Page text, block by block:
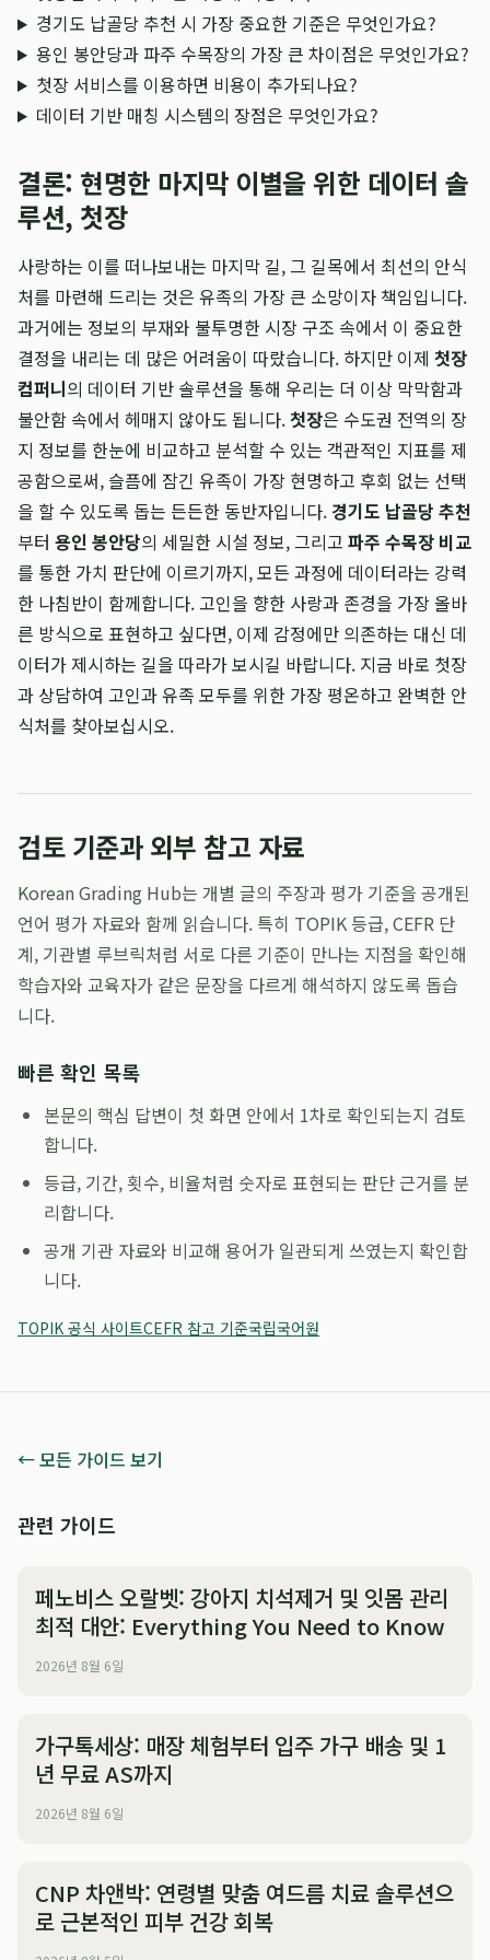
경기도 납골당 추천 시 가장 중요한 기준은 무엇인가요?
용인 봉안당과 파주 수목장의 가장 큰 차이점은 무엇인가요?
첫장 서비스를 이용하면 비용이 추가되나요?
데이터 기반 매칭 시스템의 장점은 무엇인가요?
결론: 현명한 마지막 이별을 위한 데이터 솔
루션, 첫장
사랑하는 이를 떠나보내는 마지막 길, 그 길목에서 최선의 안식
처를 마련해 드리는 것은 유족의 가장 큰 소망이자 책임입니다.
과거에는 정보의 부재와 불투명한 시장 구조 속에서 이 중요한
결정을 내리는 데 많은 어려움이 따랐습니다. 하지만 이제 첫장
컴퍼니의 데이터 기반 솔루션을 통해 우리는 더 이상 막막함과
불안함 속에서 헤매지 않아도 됩니다.첫장은 수도권 전역의 장
지 정보를 한눈에 비교하고 분석할 수 있는 객관적인 지표를 제
공함으로써, 슬픔에 잠긴 유족이 가장 현명하고 후회 없는 선택
을 할 수 있도록 돕는 든든한 동반자입니다. 경기도 납골당 추천
부터 용인 봉안당의 세밀한 시설 정보, 그리고 파주 수목장 비교
를 통한 가치 판단에 이르기까지, 모든 과정에 데이터라는 강력
한 나침반이 함께합니다. 고인을 향한 사랑과 존경을 가장 올바
른 방식으로 표현하고 싶다면, 이제 감정에만 의존하는 대신 데
이터가 제시하는 길을 따라가 보시길 바랍니다. 지금 바로 첫장
과 상담하여 고인과 유족 모두를 위한 가장 평온하고 완벽한 안
식처를 찾아보십시오.
검토 기준과 외부 참고 자료
Korean Grading Hub는 개별 글의 주장과 평가 기준을 공개된
언어 평가 자료와 함께 읽습니다. 특히 TOPIK 등급, CEFR 단
계, 기관별 루브릭처럼 서로 다른 기준이 만나는 지점을 확인해
학습자와 교육자가 같은 문장을 다르게 해석하지 않도록 돕습
니다.
빠른 확인 목록
본문의 핵심 답변이 첫 화면 안에서 1차로 확인되는지 검토
합니다.
등급, 기간, 횟수, 비율처럼 숫자로 표현되는 판단 근거를 분
리합니다.
공개 기관 자료와 비교해 용어가 일관되게 쓰였는지 확인합
니다.
TOPIK 공식 사이트CEFR 참고 기준국립국어원
← 모든 가이드 보기
관련 가이드
페노비스 오랄벳: 강아지 치석제거 및 잇몸 관리
최적 대안: Everything You Need to Know
2026년 8월 6일
가구톡세상: 매장 체험부터 입주 가구 배송 및 1
년 무료 AS까지
2026년 8월 6일
CNP 차앤박: 연령별 맞춤 여드름 치료 솔루션으
로 근본적인 피부 건강 회복